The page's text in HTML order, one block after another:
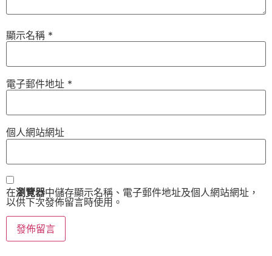
顯示名稱 *
電子郵件地址 *
個人網站網址
在瀏覽器中儲存顯示名稱、電子郵件地址及個人網站網址，
以供下次發佈留言時使用。